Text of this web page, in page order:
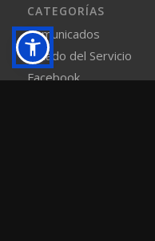
CATEGORÍAS
Comunicados
Estado del Servicio
Facebook